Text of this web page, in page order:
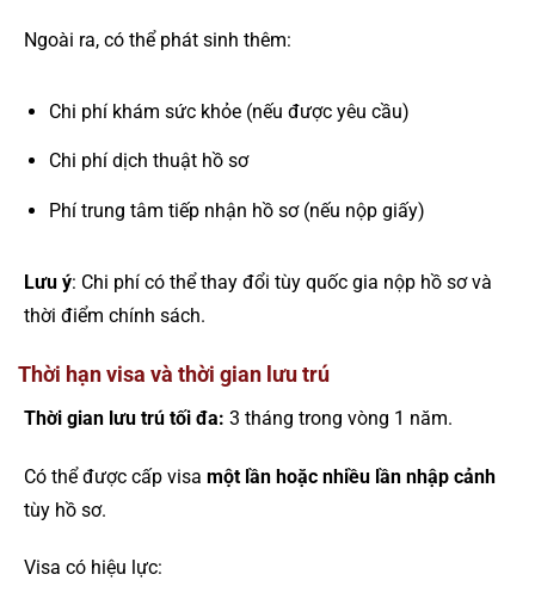
Ngoài ra, có thể phát sinh thêm:
Chi phí khám sức khỏe (nếu được yêu cầu)
Chi phí dịch thuật hồ sơ
Phí trung tâm tiếp nhận hồ sơ (nếu nộp giấy)
Lưu ý: Chi phí có thể thay đổi tùy quốc gia nộp hồ sơ và
thời điểm chính sách.
Thời hạn visa và thời gian lưu trú
Thời gian lưu trú tối đa: 3 tháng trong vòng 1 năm.
Có thể được cấp visa một lần hoặc nhiều lần nhập cảnh
tùy hồ sơ.
Visa có hiệu lực: